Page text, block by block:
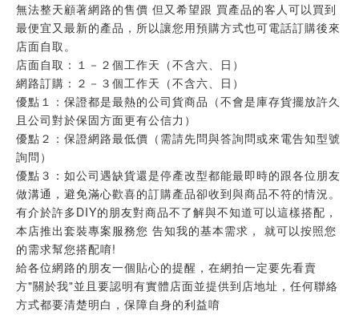
無法整天顧著網路的售價 但又希望跟 買產品的客人可以買到
最便宜又最新的產品，所以讓您用預購方式也可電話訂購後來
店面自取。
店面自取：１－２個工作天（不含六、日）
網路訂購：２－３個工作天（不含六、日）
優點１：保證都是最熱的公司貨商品（不會是庫存貨擺放許久
且公司對於保固方面更有公信力）
優點２：保證網路最低價（需請先問與答詢問或來電告知型號
詢問）
優點３：如公司遇缺貨還是停產改型都能最即時的跟各位朋友
做溝通，避免滿心歡喜的訂購產品卻收到與商品不符的情況。
有介於許多DIY的朋友對商品不了解與不知道可以這樣搭配，
本店推出套裝專案服務您 告知我的基本需求， 就可以按照您
的需求幫您搭配唷!
給各位網路的朋友一個貼心的提醒，在網拍一定要先看賣
方"關於我"並且要認明有實體店面並提供到店地址，任何聯絡
方式都要清楚明白，保障自身的利益唷